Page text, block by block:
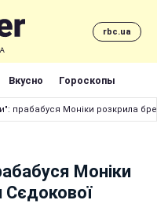
rbc.ua
Вкусно Гороскопы
прабабуся Моніки розкрила
Моніки
Сєдокової